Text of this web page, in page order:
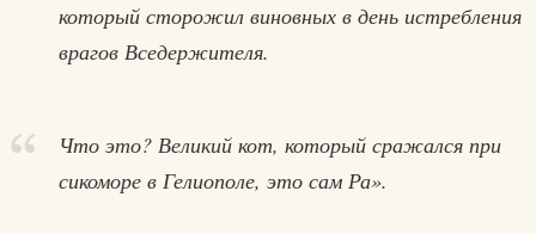
который сторожил виновных в день истребления
врагов Вседержителя.
Что это? Великий кот, который сражался при
сикоморе в Гелиополе, это сам Ра».